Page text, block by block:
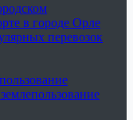
в городе Орле
перевозок